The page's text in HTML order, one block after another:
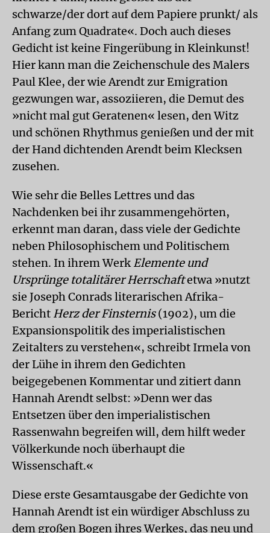
schwarze/der dort auf dem Papiere prunkt/ als
Anfang zum Quadrate«. Doch auch dieses
Gedicht ist keine Fingerübung in Kleinkunst!
Hier kann man die Zeichenschule des Malers
Paul Klee, der wie Arendt zur Emigration
gezwungen war, assoziieren, die Demut des
»nicht mal gut Geratenen« lesen, den Witz
und schönen Rhythmus genießen und der mit
der Hand dichtenden Arendt beim Klecksen
zusehen.
Wie sehr die Belles Lettres und das
Nachdenken bei ihr zusammengehörten,
erkennt man daran, dass viele der Gedichte
neben Philosophischem und Politischem
stehen. In ihrem WerkElemente und
Ursprünge totalitärer Herrschaftetwa »nutzt
sie Joseph Conrads literarischen Afrika-
Bericht Herz der Finsternis(1902), um die
Expansionspolitik des imperialistischen
Zeitalters zu verstehen«, schreibt Irmela von
der Lühe in ihrem den Gedichten
beigegebenen Kommentar und zitiert dann
Hannah Arendt selbst: »Denn wer das
Entsetzen über den imperialistischen
Rassenwahn begreifen will, dem hilft weder
Völkerkunde noch überhaupt die
Wissenschaft.«
Diese erste Gesamtausgabe der Gedichte von
Hannah Arendt ist ein würdiger Abschluss zu
dem großen Bogen ihres Werkes, das neu und